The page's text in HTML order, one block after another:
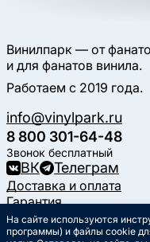
Винилпарк — от
и для фанатов винила.
Работаем с 2019 года.
info@vinylpark.ru
8 800 301-64-48
Звонок бесплатный
ВК Телеграм
Доставка и оплата
Гарантия
Контакты
Статьи
На сайте используются
программы) и файлы cookie